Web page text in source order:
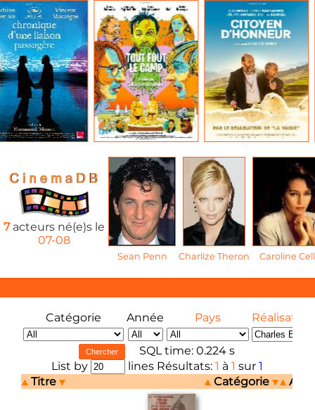
7acteurs né(e)s le
07-08
Sean Penn Charlize Theron Caroline
Catégorie Année Pays Réalisateur
SQL time: 0.224 s
List by
lines Résultats: 1 à 1 sur 1
Titre
Catégorie